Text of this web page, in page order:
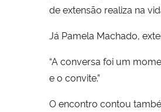
de extensão realiza na
Já Pamela Machado,
“A conversa foi um
e o convite.”
O encontro contou